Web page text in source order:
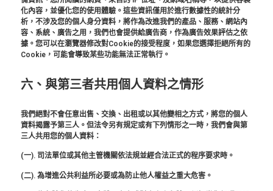
化內容，並優化您的使用體驗。這些資訊僅⽤於進⾏數據性的統計分
析，不涉及您的個⼈⾝分資料，將作為改進我們的產品、服務、網站內
容、系統、廣告之⽤，我們也會提供給廣告商，作為廣告效果評估之依
據。您可以在瀏覽器修改對Cookie的接受程度，如果您選擇拒絕所有的
Cookie，可能會導致某些功能無法正常執行。
六、與第三者共用個人資料之情形
我們絕對不會任意出售、交換、出租或以其他變相之方式，將您的個人
資料揭露予第三人。但法令另有規定或有下列情形之一時，我們會與第
三人共用您的個人資料：
(一). 司法單位或其他主管機關依法規並經合法正式的程序要求時。
(二). 為增進公共利益所必要或為防止他人權益之重大危害。